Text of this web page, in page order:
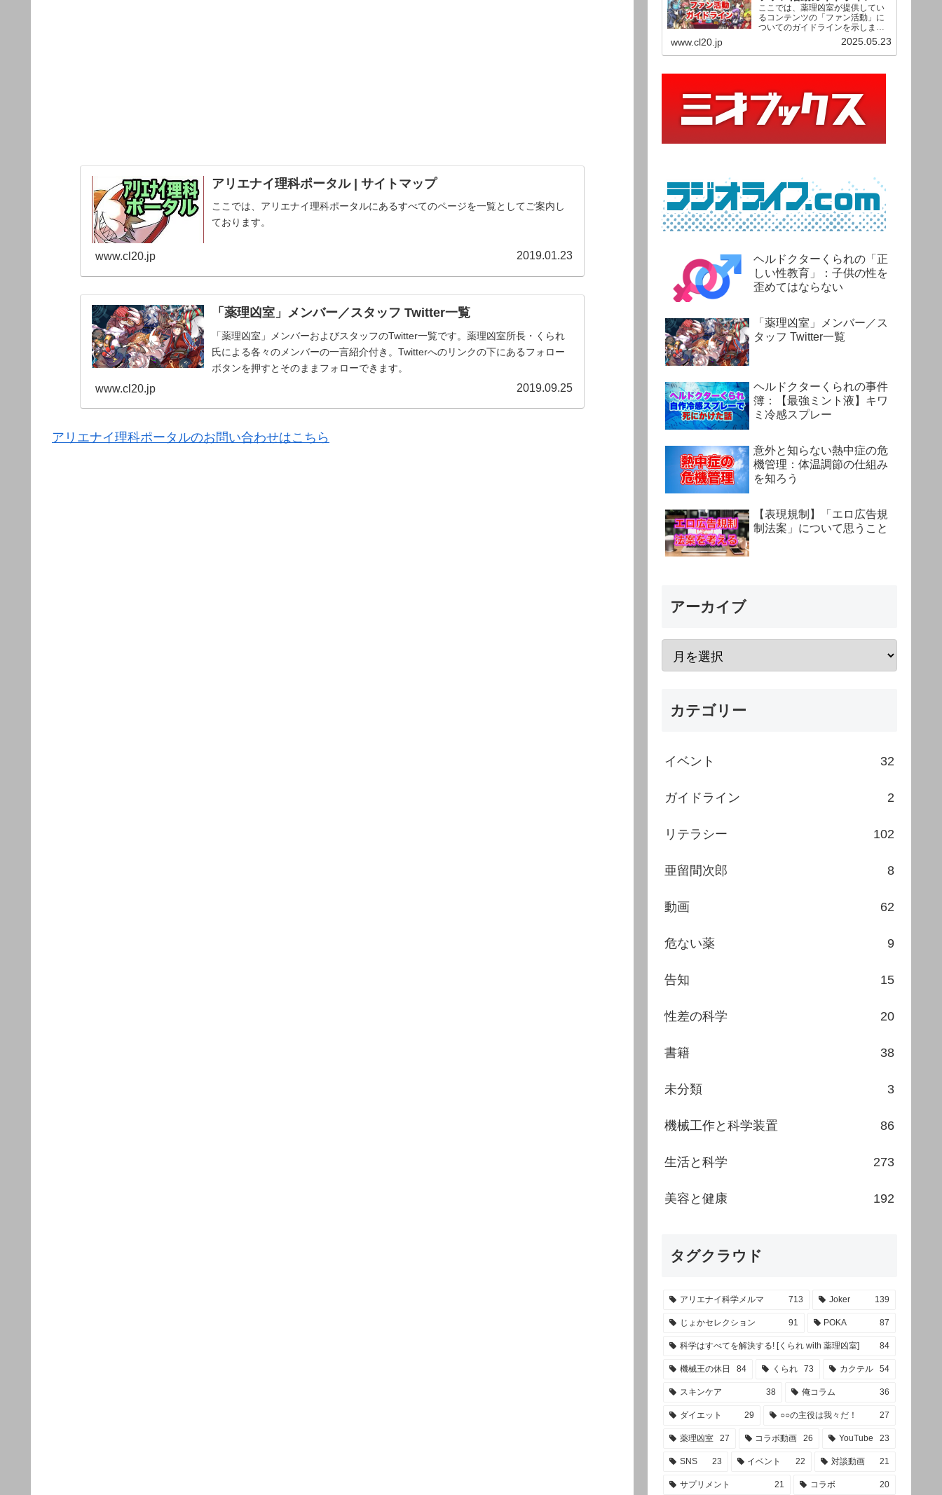
アリエナイ理科ポータル | サイトマップ
ここでは、アリエナイ理科ポータルにあるすべてのページを一覧としてご案内し
ております。
www.cl20.jp 2019.01.23
「薬理凶室」メンバー／スタッフ Twitter一覧
「薬理凶室」メンバーおよびスタッフのTwitter一覧です。薬理凶室所長・くられ
氏による各々のメンバーの一言紹介付き。Twitterへのリンクの下にあるフォロー
ボタンを押すとそのままフォローできます。
www.cl20.jp 2019.09.25
アリエナイ理科ポータルのお問い合わせはこちら
ここでは、薬理凶室が提供してい
るコンテンツの「ファン活動」に
ついてのガイドラインを示しま
す。ご利用の場合は当ガイドライ
ンを遵守して頂けますよう、よろ
しくお願い申し上げます。
www.cl20.jp 2025.05.23
ヘルドクターくられの「正
しい性教育」：子供の性を
歪めてはならない
「薬理凶室」メンバー／ス
タッフ Twitter一覧
ヘルドクターくられの事件
簿：【最強ミント液】キワ
ミ冷感スプレー
意外と知らない熱中症の危
機管理：体温調節の仕組み
を知ろう
【表現規制】「エロ広告規
制法案」について思うこと
アーカイブ
カテゴリー
イベント 32
ガイドライン 2
リテラシー 102
亜留間次郎 8
動画 62
危ない薬 9
告知 15
性差の科学 20
書籍 38
未分類 3
機械工作と科学装置 86
生活と科学 273
美容と健康 192
タグクラウド
アリエナイ科学メルマ 713 Joker 139
じょかセレクション 91 POKA 87
科学はすべてを解決する! [くられ with 薬理凶室] 84
機械王の休日 84 くられ 73 カクテル 54
スキンケア 38 俺コラム 36
ダイエット 29 ○○の主役は我々だ！ 27
薬理凶室 27 コラボ動画 26 YouTube 23
SNS 23 イベント 22 対談動画 21
サプリメント 21 コラボ 20